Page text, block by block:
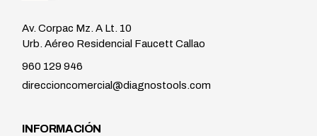
Av. Corpac Mz. A Lt. 10
Urb. Aéreo Residencial Faucett Callao
960 129 946
direccioncomercial@diagnostools.com
INFORMACIÓN